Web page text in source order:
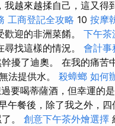
越來越揉自己，這又得
工商登記全攻略 10 按摩
迎的非洲菜餚。 下午茶
找這樣的情況。 會計事
擾了迪奧。 在我的痛苦
法提供水。 殺蟑螂 如何
要喝蒂薩酒，但幸運的是
午餐後，除了我之外，四
。 創意下午茶外燴選擇